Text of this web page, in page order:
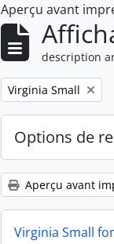
Aperçu avant
description
Remove filter:
Virginia Small
Options de
Aperçu avant
Virginia Small